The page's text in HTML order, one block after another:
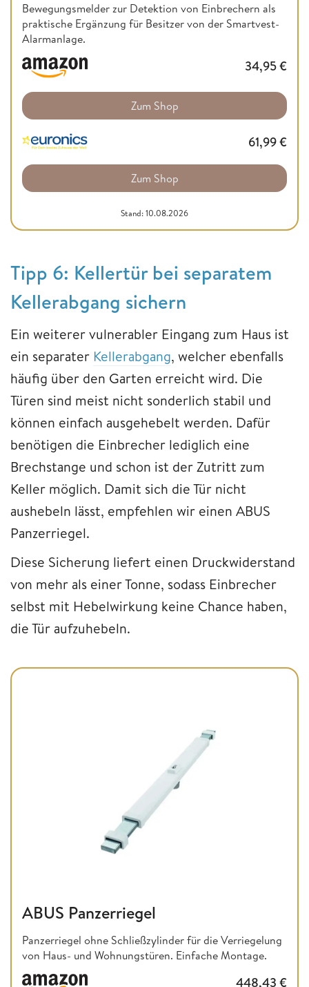
Bewegungsmelder zur Detektion von Einbrechern als
praktische Ergänzung für Besitzer von der Smartvest-
Alarmanlage.
34,95€
Zum Shop
61,99€
Zum Shop
Stand: 10.08.2026
​​​​​​​Tipp 6:​​​​​​​ Kellertür bei separatem
Kellerabgang sichern
Ein weiterer vulnerabler Eingang zum Haus ist
ein separater Kellerabgang, welcher ebenfalls
häufig über den Garten erreicht wird. Die
Türen sind meist nicht sonderlich stabil und
können einfach ausgehebelt werden. Dafür
benötigen die Einbrecher lediglich eine
Brechstange und schon ist der Zutritt zum
Keller möglich. Damit sich die Tür nicht
aushebeln lässt, empfehlen wir einen ABUS
Panzerriegel.
Diese Sicherung liefert einen Druckwiderstand
von mehr als einer Tonne, sodass Einbrecher
selbst mit Hebelwirkung keine Chance haben,
die Tür aufzuhebeln.
ABUS Panzerriegel
Panzerriegel ohne Schließzylinder für die Verriegelung
von Haus- und Wohnungstüren. Einfache Montage.
448,43 €